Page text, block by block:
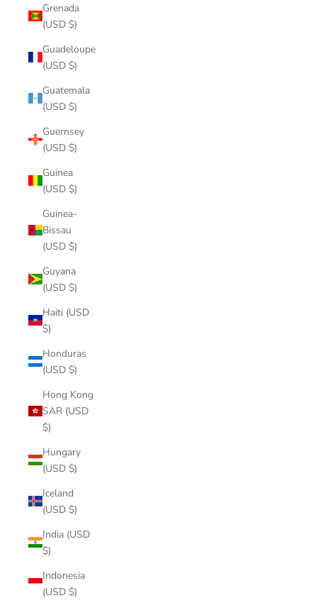
Grenada
(USD $)
Guadeloupe
(USD $)
Guatemala
(USD $)
Guernsey
(USD $)
Guinea
(USD $)
Guinea-
Bissau
(USD $)
Guyana
(USD $)
Haiti (USD
$)
Honduras
(USD $)
Hong Kong
SAR (USD
$)
Hungary
(USD $)
Iceland
(USD $)
India (USD
$)
Indonesia
(USD $)